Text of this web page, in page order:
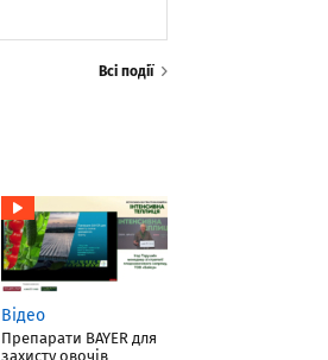
Всі події
Відео
Препарати BAYER для
захисту овочів